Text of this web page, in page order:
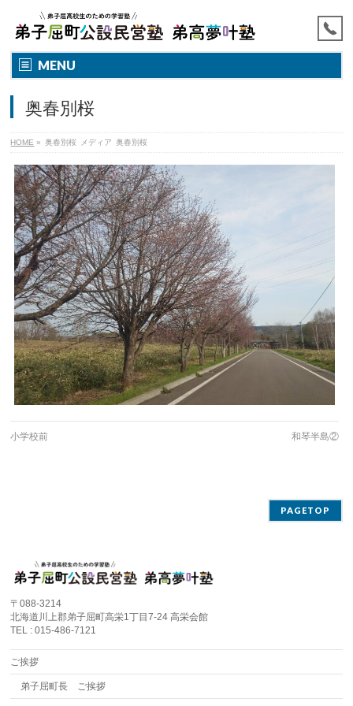
MENU
奥春別桜
HOME » 奥春別桜 メディア 奥春別桜
小学校前 和琴半島②
PAGETOP
〒088-3214
北海道川上郡弟子屈町高栄1丁目7-24 高栄会館
TEL : 015-486-7121
ご挨拶
弟子屈町長 ご挨拶